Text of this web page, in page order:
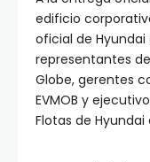
edificio
oficial de Hyundai
representantes
Globe, gerentes
EVMOB y
Flotas de Hyundai